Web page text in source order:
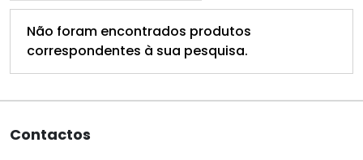
Não foram encontrados produtos
correspondentes à sua pesquisa.
Contactos